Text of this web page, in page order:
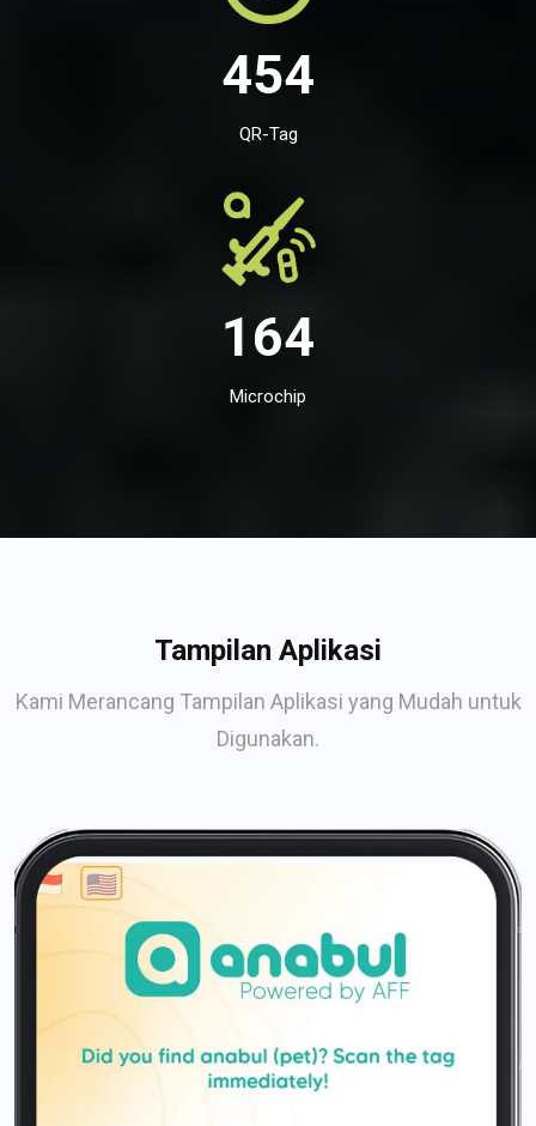
454
QR-Tag
164
Microchip
Tampilan Aplikasi
Kami Merancang Tampilan Aplikasi yang Mudah untuk
Digunakan.